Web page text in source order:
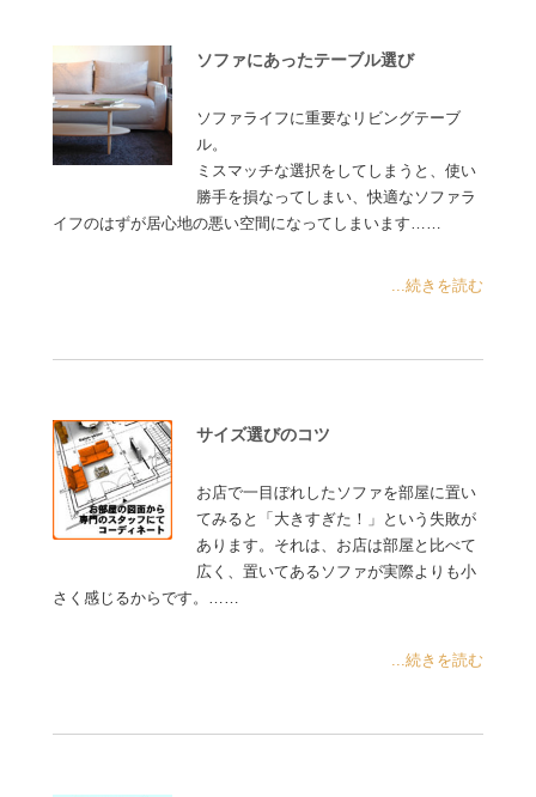
ソファにあったテーブル選び
ソファライフに重要なリビングテーブ
ル。
ミスマッチな選択をしてしまうと、使い
勝手を損なってしまい、快適なソファラ
イフのはずが居心地の悪い空間になってしまいます……
...続きを読む
サイズ選びのコツ
お店で一目ぼれしたソファを部屋に置い
てみると「大きすぎた！」という失敗が
あります。それは、お店は部屋と比べて
広く、置いてあるソファが実際よりも小
さく感じるからです。……
...続きを読む